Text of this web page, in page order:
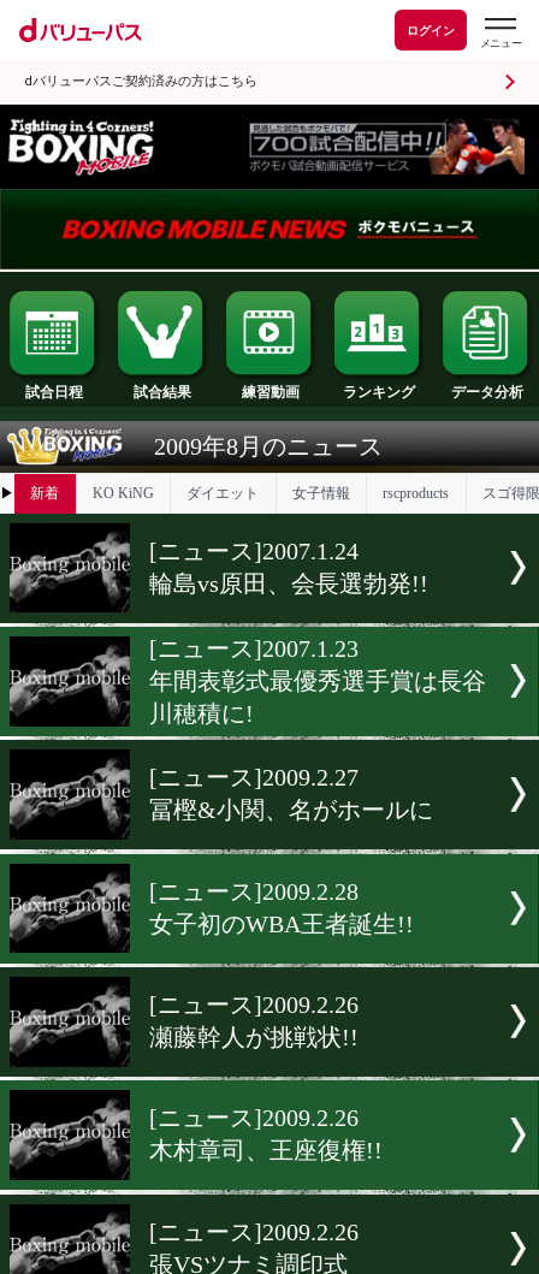
ログイン
dバリューパスご契約済みの方はこちら
試合日程 試合結果 練習動画 ランキング
2009年8月のニュース
▶ 新着 KO KiNG ダイエット 女子情報
[ニュース]2007.1.24
輪島vs原田、会長選勃発!!
[ニュース]2007.1.23
年間表彰式最優秀選手賞は
川穂積に!
[ニュース]2009.2.27
冨樫&小関、名がホールに
[ニュース]2009.2.28
女子初のWBA王者誕生!!
瀬藤幹人が挑戦状!!